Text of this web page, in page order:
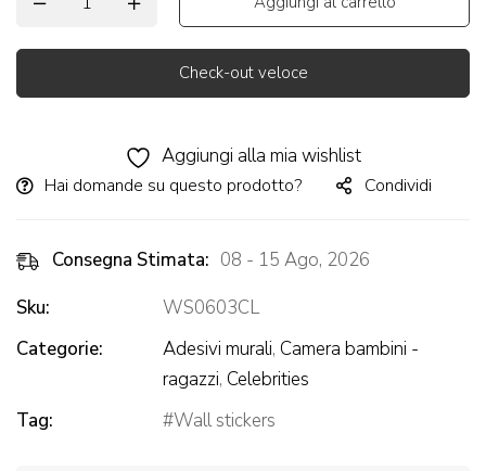
Check-out veloce
Aggiungi alla mia wishlist
Hai domande su questo prodotto? Condividi
Consegna Stimata: 08 - 15 Ago, 2026
Sku:
WS0603CL
Categorie:
Adesivi murali, Camera bambini -
ragazzi, Celebrities
Tag:
Wall stickers